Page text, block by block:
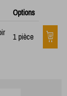
Options
1 pièce